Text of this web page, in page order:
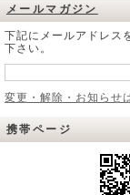
メールマガジン
下記にメールアドレス
下さい。
変更・解除・お知らせ
携帯ページ